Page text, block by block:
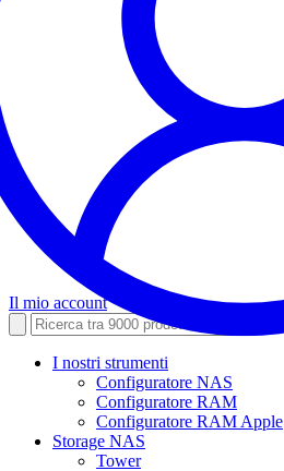
Il mio account
I nostri strumenti
Configuratore NAS
Configuratore RAM
Configuratore RAM Apple
Storage NAS
Tower